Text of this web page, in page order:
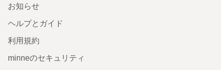
お知らせ
ヘルプとガイド
利用規約
minneのセキュリティ